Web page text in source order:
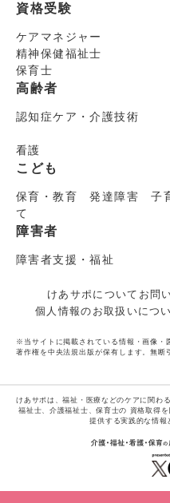
資格受験
ケアマネジャー
精神保健福祉士
保育士
高齢者
認知症ケア・介護技術
看護
こども
保育・教育 発達障害 子
て
障害者
障害者支援・福祉
けあサポについて お問
個人情報のお取扱いにつ
※当サイトに掲載されている情報・画像・
著作権を中央法規出版が保有します。無断
けあサポは、福祉・医療などのケアに関わ
福祉士、介護福祉士、保育士の 資格取得
提供する実践的な情報